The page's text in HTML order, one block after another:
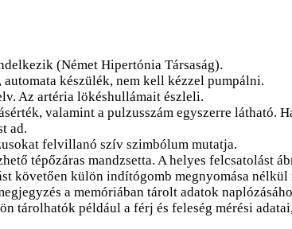
(Német Hipertónia Társaság).
készülék, nem kell kézzel pumpálni.
Az artéria lökéshullámait észleli.
valamint a pulzusszám egyszerre látható.
ad.
felvillanó szív szimbólum mutatja.
tépőzáras mandzsetta. A helyes felcsatolást
követően külön indítógomb megnyomása nélkül
a memóriában tárolt adatok
tárolhatók például a férj és feleség mérési